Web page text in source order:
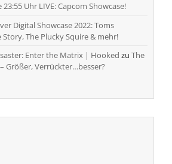
23:55 Uhr LIVE: Capcom Showcase!
Digital Showcase 2022: Toms
The Plucky Squire & mehr!
Enter the Matrix | Hooked zu The
Größer, Verrückter…besser?